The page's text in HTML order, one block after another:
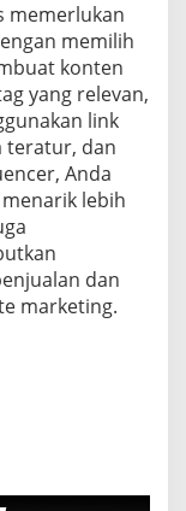
memerlukan
memilih
konten
yang relevan,
link
teratur, dan
Anda
lebih
dan
marketing.